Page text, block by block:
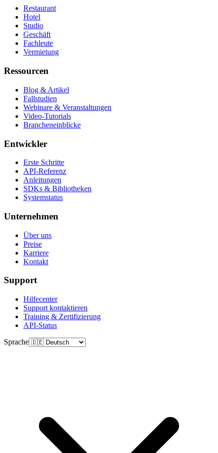
Restaurant
Hotel
Studio
Geschäft
Fachleute
Vermietung
Ressourcen
Blog & Artikel
Fallstudien
Webinare & Veranstaltungen
Video-Tutorials
Brancheneinblicke
Entwickler
Erste Schritte
API-Referenz
Anleitungen
SDKs & Bibliotheken
Systemstatus
Unternehmen
Über uns
Preise
Karriere
Kontakt
Support
Hilfecenter
Support kontaktieren
Training & Zertifizierung
API-Status
Sprache